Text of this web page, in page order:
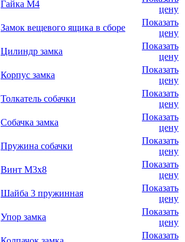
Гайка М4
цену
Замок вещевого ящика в сборе
Показать
цену
Цилиндр замка
Показать
цену
Корпус замка
Показать
цену
Толкатель собачки
Показать
цену
Собачка замка
Показать
цену
Пружина собачки
Показать
цену
Винт М3х8
Показать
цену
Шайба 3 пружинная
Показать
цену
Упор замка
Показать
цену
Показать